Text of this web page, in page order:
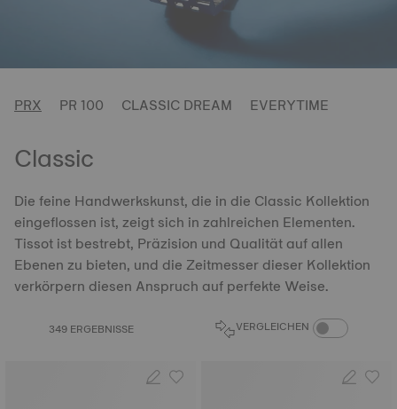
PRX PR 100 CLASSIC DREAM EVERYTIME
Classic
Die feine Handwerkskunst, die in die Classic Kollektion
eingeflossen ist, zeigt sich in zahlreichen Elementen.
Tissot ist bestrebt, Präzision und Qualität auf allen
Ebenen zu bieten, und die Zeitmesser dieser Kollektion
verkörpern diesen Anspruch auf perfekte Weise.
349 ERGEBNISSE VERGLEICHEN